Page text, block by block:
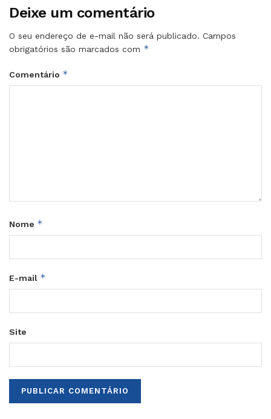
Deixe um comentário
O seu endereço de e-mail não será publicado. Campos
obrigatórios são marcados com *
Comentário *
Nome *
E-mail *
Site